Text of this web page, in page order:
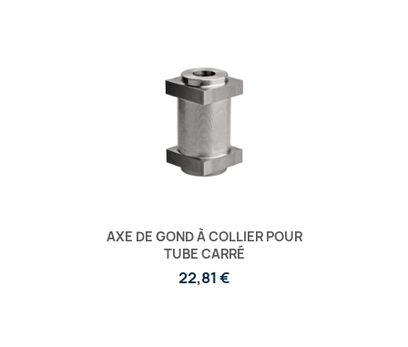
AXE DE GOND À COLLIER POUR
TUBE CARRÉ
22,81 €